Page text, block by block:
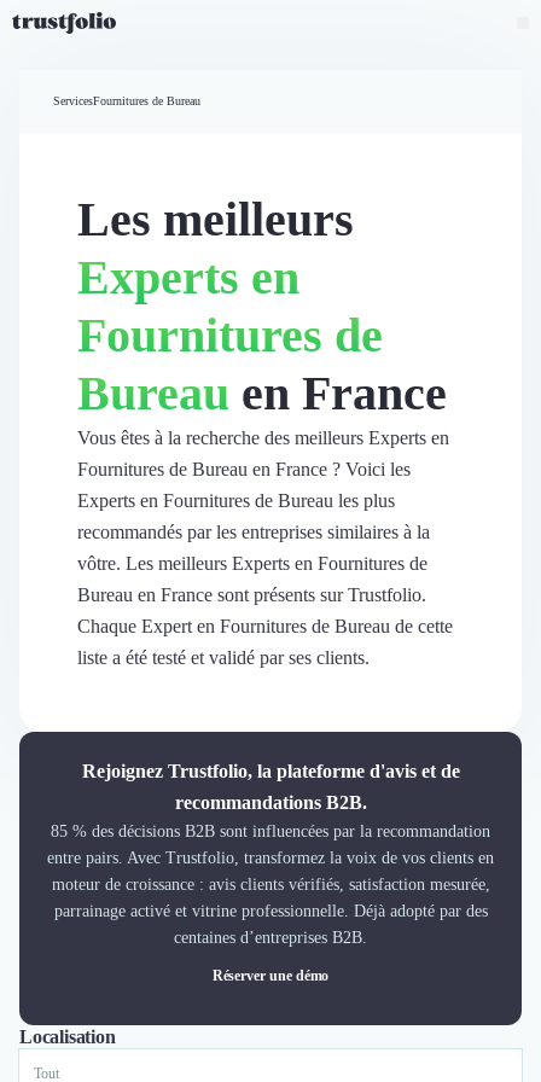
Widgets d'avis
Partage d’avis multicanal
Vidéo de témoignage
Parrainage
Révéler le réseau
Vitrine & média
Suivi du ROI
Voir tous nos avis clients
Découvrir le média
Teambuilding
Marque Employeur
Responsabilité Sociétale des Entreprises (RSE)
Marketplace de freelance
Coaching
ServicesFournitures de Bureau
Les meilleurs
Experts en
Fournitures de
Bureau en France
Vous êtes à la recherche des meilleurs Experts en
Fournitures de Bureau en France ? Voici les
Experts en Fournitures de Bureau les plus
recommandés par les entreprises similaires à la
vôtre. Les meilleurs Experts en Fournitures de
Bureau en France sont présents sur Trustfolio.
Chaque Expert en Fournitures de Bureau de cette
liste a été testé et validé par ses clients.
Rejoignez Trustfolio, la plateforme d'avis et de
recommandations B2B.
85 % des décisions B2B sont influencées par la recommandation
entre pairs. Avec Trustfolio, transformez la voix de vos clients en
moteur de croissance : avis clients vérifiés, satisfaction mesurée,
parrainage activé et vitrine professionnelle. Déjà adopté par des
centaines d’entreprises B2B.
Réserver une démo
Localisation
Tout